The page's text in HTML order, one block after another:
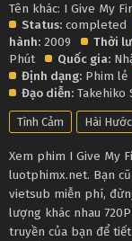
Tên khác: I Give My
Status: completed
hành: 2009 Thời
Phút
Quốc gia:
Định dạng: Phim lẻ
Đạo diễn: Takehiko
Tình Cảm Hài Hước
Xem phim I Give My
luotphimx.net. Bạn
vietsub miễn phí,
lượng khác nhau
truyền của bạn để